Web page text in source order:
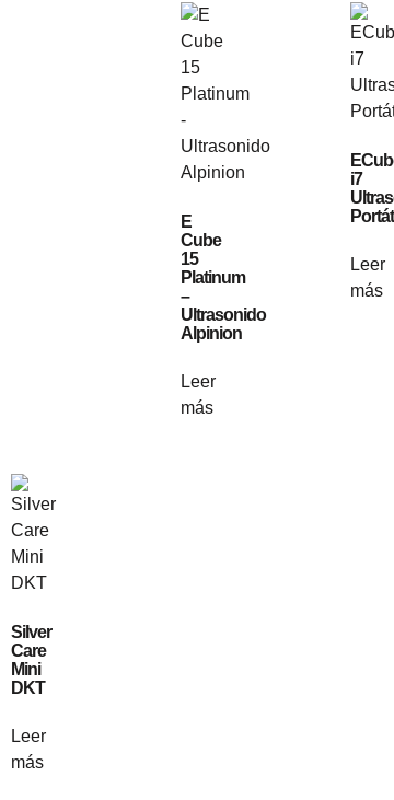
E
Cube
15
Platinum
–
Ultrasonido
Alpinion
Leer
más
i7
Leer
más
Silver
Care
Mini
DKT
Leer
más